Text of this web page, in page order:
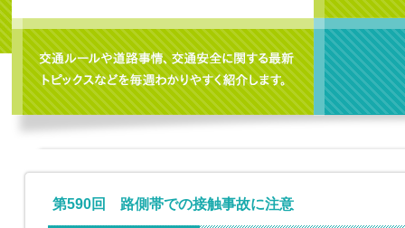
第590回 路側帯での接触事故に注意